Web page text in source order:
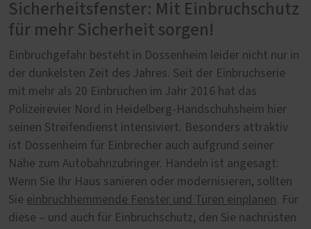
Sicherheitsfenster: Mit Einbruchschutz
für mehr Sicherheit sorgen!
Einbruchgefahr besteht in Dossenheim leider nicht nur in
der dunkelsten Zeit des Jahres. Seit der Einbruchserie
mit mehr als 20 Einbrüchen im Jahr 2016 hat das
Polizeirevier Nord in Heidelberg-Handschuhsheim hier
seinen Streifendienst intensiviert. Besonders attraktiv
ist Dossenheim für Einbrecher auch aufgrund seiner
Nähe zum Autobahnzubringer. Handeln ist angesagt:
Wenn Sie Ihr Haus sanieren oder modernisieren, sollten
Sie einbruchhemmende Fenster und Türen einplanen. Für
diese – und auch für Einbruchschutz, den Sie nachrüsten